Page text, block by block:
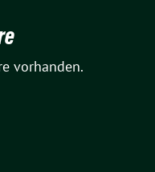
vorhanden.